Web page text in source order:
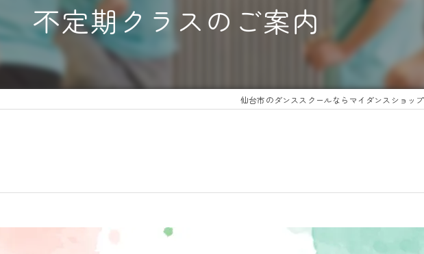
不定期クラスのご案内
仙台市のダンススクールならマイダンスショップ